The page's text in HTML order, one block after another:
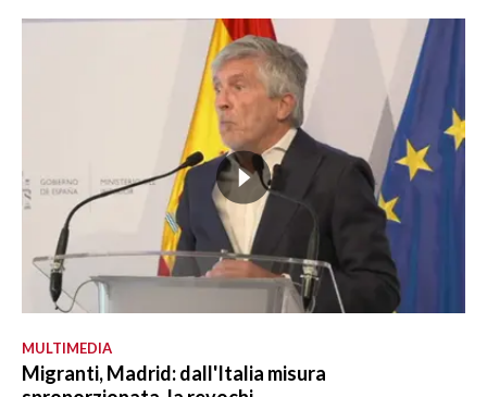
MULTIMEDIA
Migranti, Madrid: dall'Italia misura